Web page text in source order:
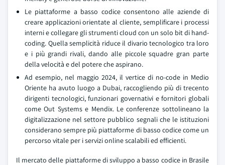
Le piattaforme a basso codice consentono alle aziende di
creare applicazioni orientate al cliente, semplificare i processi
interni e collegare gli strumenti cloud con un solo bit di hand-
coding. Quella semplicità riduce il divario tecnologico tra loro
e i più grandi rivali, dando alle piccole squadre gran parte
della velocità e del potere che aspirano.
Ad esempio, nel maggio 2024, il vertice di no-code in Medio
Oriente ha avuto luogo a Dubai, raccogliendo più di trecento
dirigenti tecnologici, funzionari governativi e fornitori globali
come Out Systems e Mendix. Le conferenze sottolineano la
digitalizzazione nel settore pubblico segnali che le istituzioni
considerano sempre più piattaforme di basso codice come un
percorso vitale per i servizi online scalabili ed efficienti.
Il mercato delle piattaforme di sviluppo a basso codice in Brasile